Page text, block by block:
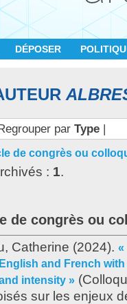
DÉPOSER
par Type|
de congrès ou
: 1.
de congrès ou
Catherine (2024). «
and French
intensity »
sur les enjeux